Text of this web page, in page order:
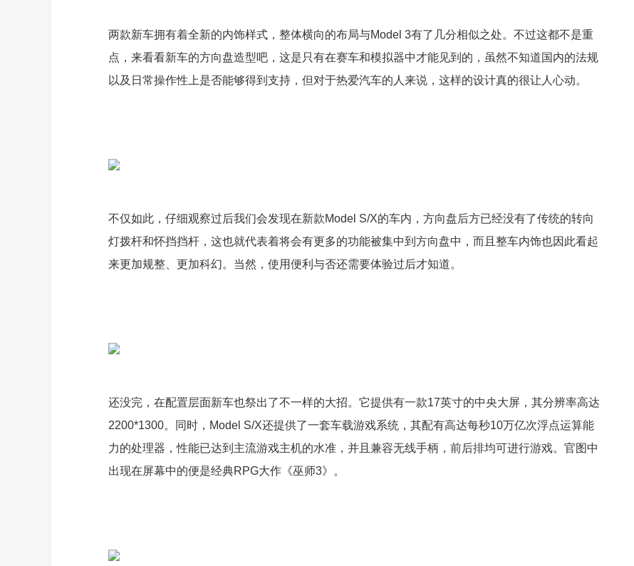
两款新车拥有着全新的内饰样式，整体横向的布局与Model 3有了几分相似之处。不过这都不是重
点，来看看新车的方向盘造型吧，这是只有在赛车和模拟器中才能见到的，虽然不知道国内的法规
以及日常操作性上是否能够得到支持，但对于热爱汽车的人来说，这样的设计真的很让人心动。
不仅如此，仔细观察过后我们会发现在新款Model S/X的车内，方向盘后方已经没有了传统的转向
灯拨杆和怀挡挡杆，这也就代表着将会有更多的功能被集中到方向盘中，而且整车内饰也因此看起
来更加规整、更加科幻。当然，使用便利与否还需要体验过后才知道。
还没完，在配置层面新车也祭出了不一样的大招。它提供有一款17英寸的中央大屏，其分辨率高达
2200*1300。同时，Model S/X还提供了一套车载游戏系统，其配有高达每秒10万亿次浮点运算能
力的处理器，性能已达到主流游戏主机的水准，并且兼容无线手柄，前后排均可进行游戏。官图中
出现在屏幕中的便是经典RPG大作《巫师3》。